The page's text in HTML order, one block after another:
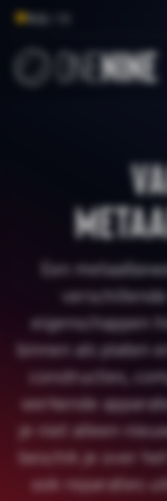
9.0
Een
eigenschappen
binnen als platen
constructies,
werkende
je niet alleen
beschik je over
ook reparaties